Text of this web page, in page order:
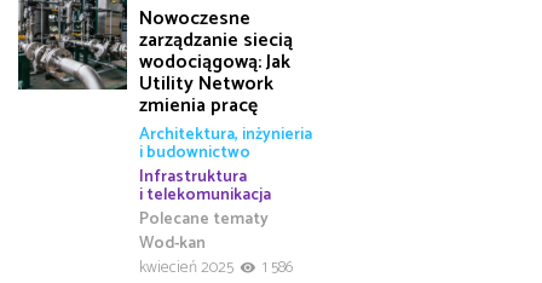
Nowoczesne
zarządzanie siecią
wodociągową: Jak
Utility Network
zmienia pracę
Architektura, inżynieria
i budownictwo
Infrastruktura
i telekomunikacja
Polecane tematy
Wod-kan
kwiecień 2025
1 586